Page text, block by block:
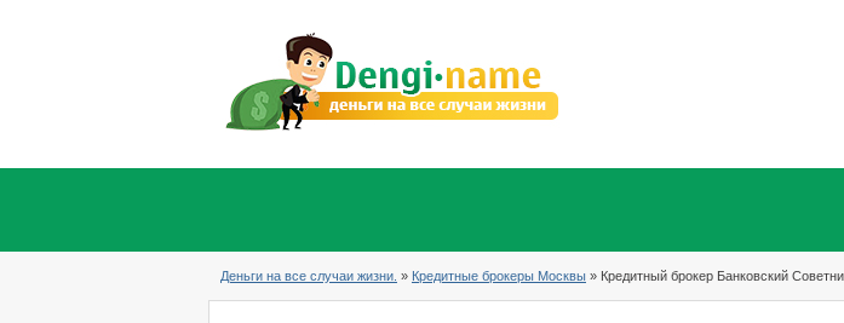
Деньги на все случаи жизни. » Кредитные брокеры Москвы » Кредитный брокер Банковский